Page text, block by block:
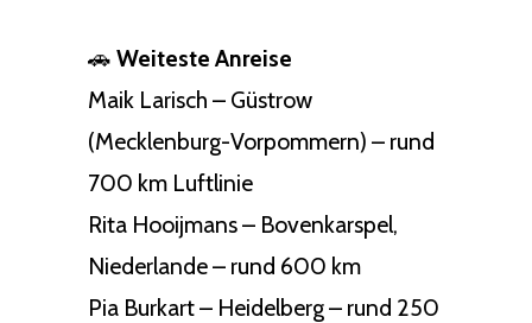
🚗 Weiteste Anreise
Maik Larisch – Güstrow
(Mecklenburg-Vorpommern) – rund
700 km Luftlinie
Rita Hooijmans – Bovenkarspel,
Niederlande – rund 600 km
Pia Burkart – Heidelberg – rund 250